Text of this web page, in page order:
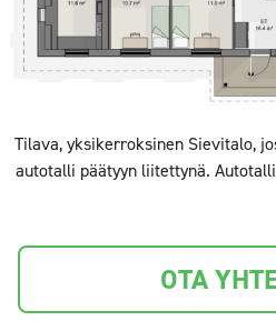
Tilava, yksikerroksinen Sievitalo,
autotalli päätyyn liitettynä.
OTA